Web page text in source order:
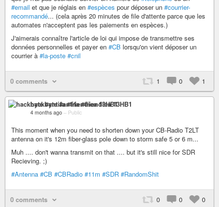
#email et que je réglais en #espèces pour déposer un #courrier-
recommandé... (cela après 20 minutes de file d'attente parce que les
automates n'acceptent pas les paiements en espèces.)
J'aimerais connaître l'article de loi qui impose de transmettre ses
données personnelles et payer en #CB lorsqu'on vient déposer un
courrier à #la-poste #cnil
0 comments 1 0 1
hackbyte #antifa #friendica 13HB1
4 months ago – Public
This moment when you need to shorten down your CB-Radio T2LT
antenna on it's 12m fiber-glass pole down to storm safe 5 or 6 m...
Muh .... don't wanna transmit on that .... but it's still nice for SDR
Recieving. ;)
#Antenna #CB #CBRadio #11m #SDR #RandomShit
0 comments 0 0 0